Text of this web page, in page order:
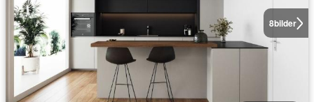
8bilder